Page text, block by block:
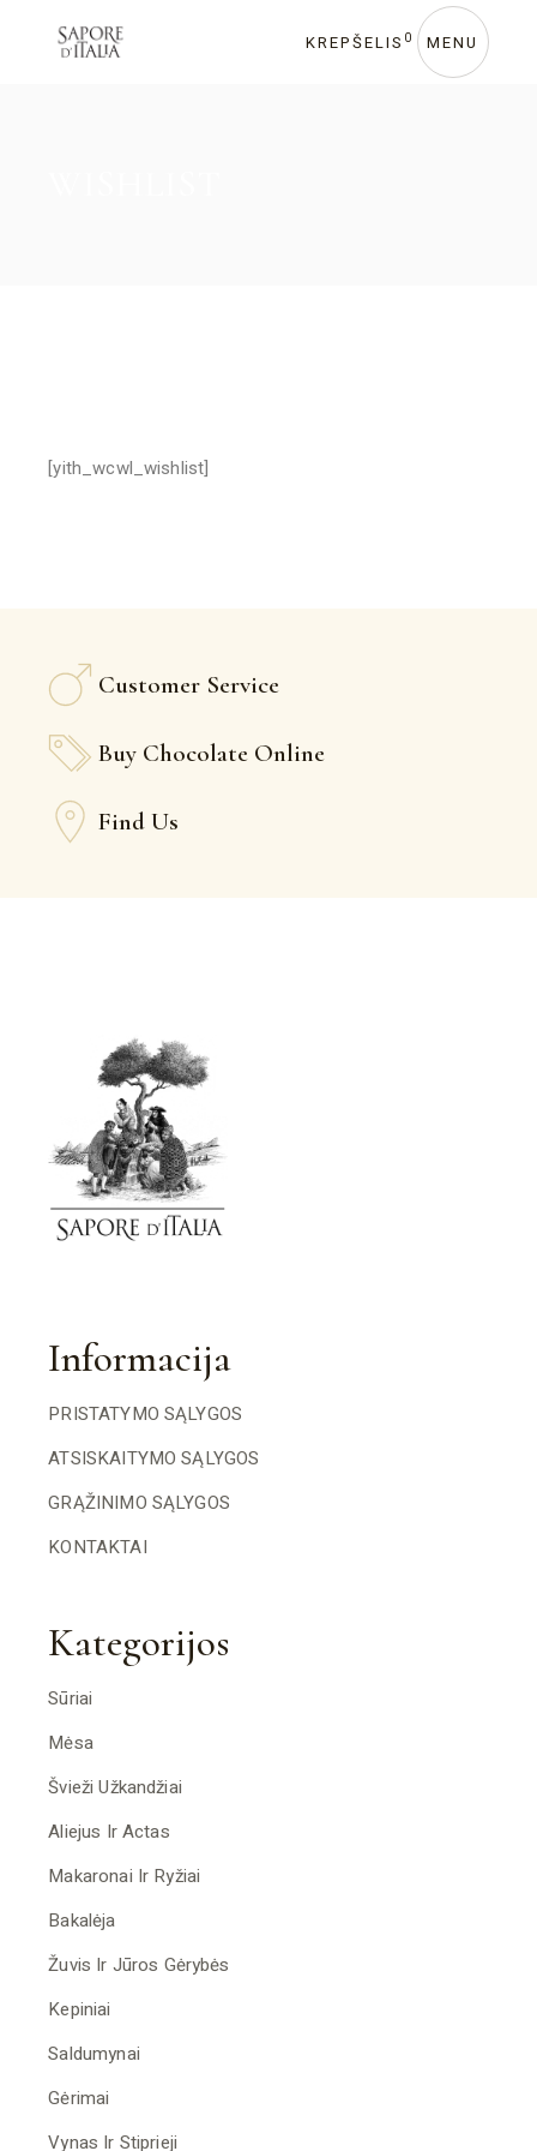
KREPŠELIS 0 MENU
[yith_wcwl_wishlist]
Customer Service
Buy Chocolate Online
Find Us
Informacija
PRISTATYMO SĄLYGOS
ATSISKAITYMO SĄLYGOS
GRĄŽINIMO SĄLYGOS
KONTAKTAI
Kategorijos
Sūriai
Mėsa
Švieži Užkandžiai
Aliejus Ir Actas
Makaronai Ir Ryžiai
Bakalėja
Žuvis Ir Jūros Gėrybės
Kepiniai
Saldumynai
Gėrimai
Vynas Ir Stiprieji